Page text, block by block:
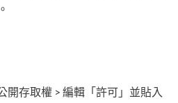
開存取權 > 編輯「許可」並貼入